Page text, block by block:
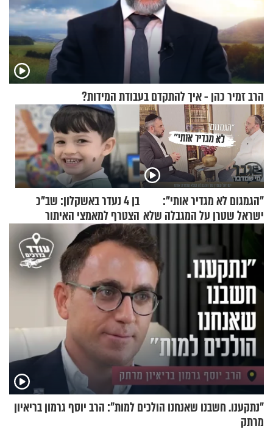
הרב זמיר כהן - איך להתקדם בעבודת המידות?
"הגמגום לא מגדיר אותי":
ישראל שטרן על המגבלה שלא
עוצרת אותו
בן 4 נעדר באשקלון: שב"כ
הצטרף למאמצי האיתור
"נתקענו. חשבנו שאנחנו הולכים למות": הרב יוסף גרמון בריאיון
מרתק